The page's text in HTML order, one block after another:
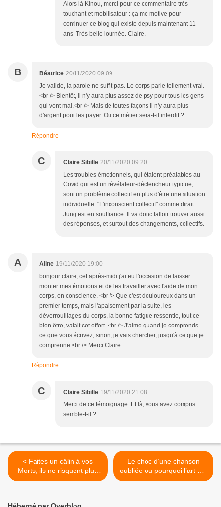
Alors là Kinou, merci pour ce commentaire très
touchant et mobilisateur : ça me motive pour
continuer ce blog qui existe depuis maintenant 11
ans. Très belle journée. Claire.
B Béatrice 20/11/2020 09:09
Je valide, la parole ne suffit pas. Le corps parle tellement vrai.
<br /> Bientôt, il n'y aura plus assez de psy pour tous les gens
qui vont mal.<br /> Mais de toutes façons il n'y aura plus
d'argent pour les payer. Ou ce métier sera-t-il interdit ?
Répondre
C Claire Sibille 20/11/2020 09:20
Les troubles émotionnels, qui étaient préalables au
Covid qui est un révélateur-déclencheur typique,
sont un problème collectif en plus d'être une situation
individuelle. "L'inconscient collectif" comme dirait
Jung est en souffrance. Il va donc falloir trouver aussi
des réponses, et surtout des changements, collectifs.
A Aline 19/11/2020 19:00
bonjour claire, cet après-midi j'ai eu l'occasion de laisser
monter mes émotions et de les travailler avec l'aide de mon
corps, en conscience. <br /> Que c'est douloureux dans un
premier temps, mais l'apaisement par la suite, les
déverrouillages du corps, la bonne fatigue ressentie, tout ce
bien être, valait cet effort. <br /> J'aime quand je comprends
ce que vous écrivez, sinon, je vais chercher, jusqu'à ce que je
comprenne.<br /> Merci Claire
Répondre
C Claire Sibille 19/11/2020 21:08
Merci de ce témoignage. Et là, vous avez compris
semble-t-il ?
< Faites un câlin à vos
Morts, ils ne risquent plus
rien…
Le choc d’une chanson
oubliée ou pourquoi l’art est
un produit essentiel >